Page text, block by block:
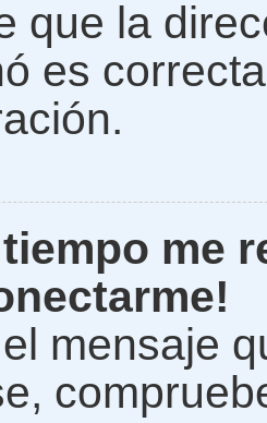
que la
es
me
mensaje